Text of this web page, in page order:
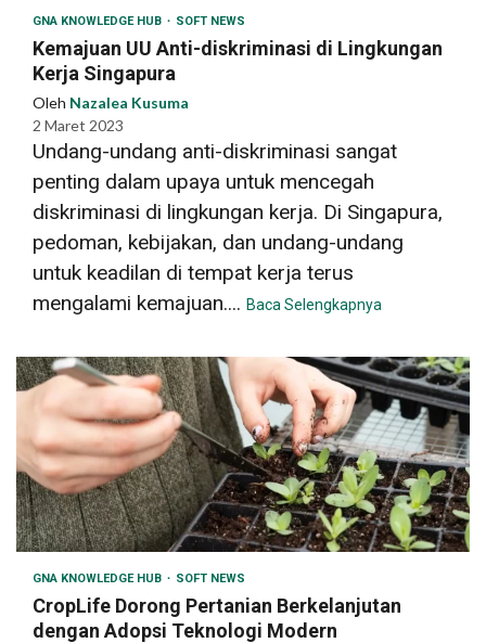
GNA KNOWLEDGE HUB SOFT NEWS
Kemajuan UU Anti-diskriminasi di Lingkungan
Kerja Singapura
Oleh Nazalea Kusuma
2 Maret 2023
Undang-undang anti-diskriminasi sangat
penting dalam upaya untuk mencegah
diskriminasi di lingkungan kerja. Di Singapura,
pedoman, kebijakan, dan undang-undang
untuk keadilan di tempat kerja terus
mengalami kemajuan.... Baca Selengkapnya
GNA KNOWLEDGE HUB SOFT NEWS
CropLife Dorong Pertanian Berkelanjutan
dengan Adopsi Teknologi Modern